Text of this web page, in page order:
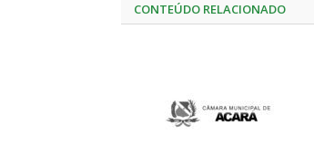
CONTEÚDO RELACIONADO